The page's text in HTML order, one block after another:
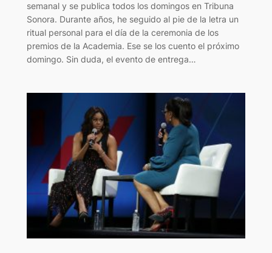
semanal y se publica todos los domingos en Tribuna
Sonora. Durante años, he seguido al pie de la letra un
ritual personal para el día de la ceremonia de los
premios de la Academia. Ese se los cuento el próximo
domingo. Sin duda, el evento de entrega…